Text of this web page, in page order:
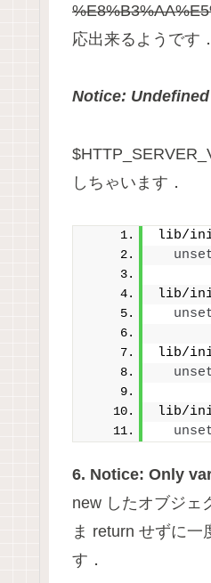
応出来るようです．
Notice:
しちゃいます．
lib/
lib/
lib/
lib/
6. Notice: Only
new したオブジェ
ま return せずに
す．